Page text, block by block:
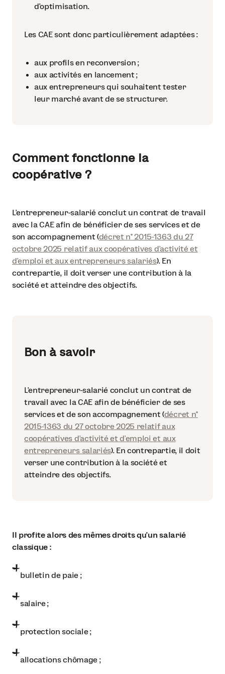
d’optimisation.
Les CAE sont donc particulièrement adaptées :
aux profils en reconversion ;
aux activités en lancement ;
aux entrepreneurs qui souhaitent tester
leur marché avant de se structurer.
Comment fonctionne la
coopérative ?
L’entrepreneur-salarié conclut un contrat de travail
avec la CAE afin de bénéficier de ses services et de
son accompagnement (décret n° 2015-1363 du 27
octobre 2025 relatif aux coopératives d'activité et
d'emploi et aux entrepreneurs salariés). En
contrepartie, il doit verser une contribution à la
société et atteindre des objectifs.
Bon à savoir
L’entrepreneur-salarié conclut un contrat de
travail avec la CAE afin de bénéficier de ses
services et de son accompagnement (décret n°
2015-1363 du 27 octobre 2025 relatif aux
coopératives d'activité et d'emploi et aux
entrepreneurs salariés). En contrepartie, il doit
verser une contribution à la société et
atteindre des objectifs.
Il profite alors des mêmes droits qu’un salarié
classique :
bulletin de paie ;
salaire ;
protection sociale ;
allocations chômage ;